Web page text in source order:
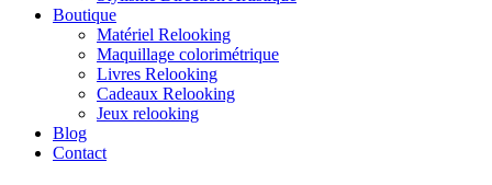
Boutique
Matériel Relooking
Maquillage colorimétrique
Livres Relooking
Cadeaux Relooking
Jeux relooking
Blog
Contact